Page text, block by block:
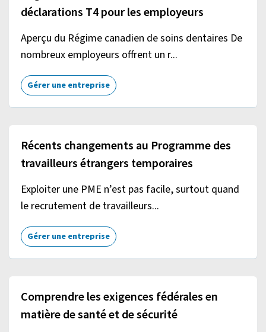
déclarations T4 pour les employeurs
Aperçu du Régime canadien de soins dentaires De
nombreux employeurs offrent un r...
Gérer une entreprise
Récents changements au Programme des
travailleurs étrangers temporaires
Exploiter une PME n’est pas facile, surtout quand
le recrutement de travailleurs...
Gérer une entreprise
Comprendre les exigences fédérales en
matière de santé et de sécurité